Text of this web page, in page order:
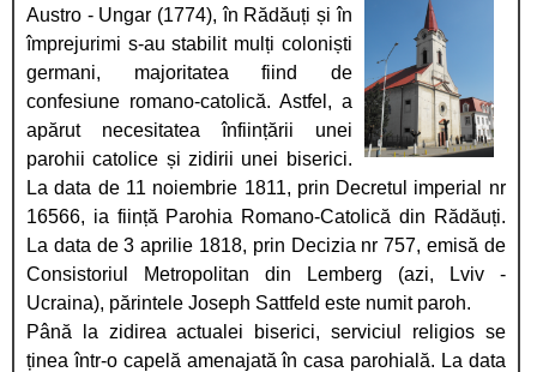
Austro - Ungar (1774), în Rădăuți și în
împrejurimi s-au stabilit mulți coloniști
germani, majoritatea fiind de
confesiune romano-catolică. Astfel, a
apărut necesitatea înființării unei
parohii catolice și zidirii unei biserici.
La data de 11 noiembrie 1811, prin Decretul imperial nr
16566, ia ființă Parohia Romano-Catolică din Rădăuți.
La data de 3 aprilie 1818, prin Decizia nr 757, emisă de
Consistoriul Metropolitan din Lemberg (azi, Lviv -
Ucraina), părintele Joseph Sattfeld este numit paroh.
Până la zidirea actualei biserici, serviciul religios se
ținea într-o capelă amenajată în casa parohială. La data